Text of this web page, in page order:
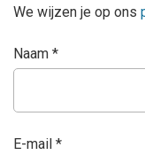
We wijzen je op ons
Naam *
E-mail *